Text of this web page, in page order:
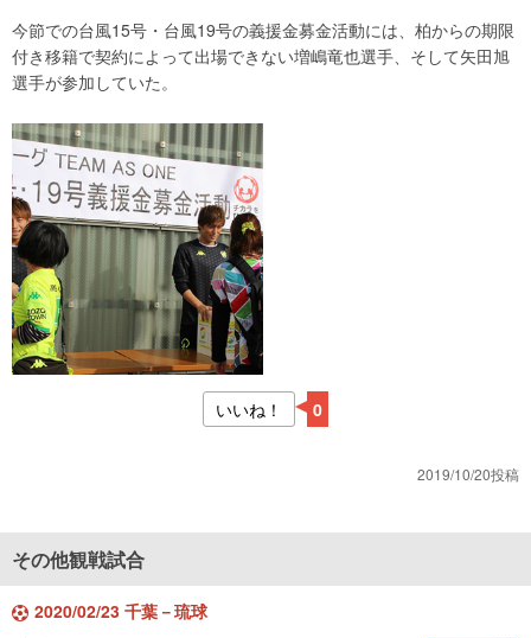
今節での台風15号・台風19号の義援金募金活動には、柏からの期限
付き移籍で契約によって出場できない増嶋竜也選手、そして矢田旭
選手が参加していた。
いいね！ 0
2019/10/20投稿
その他観戦試合
2020/02/23 千葉－琉球